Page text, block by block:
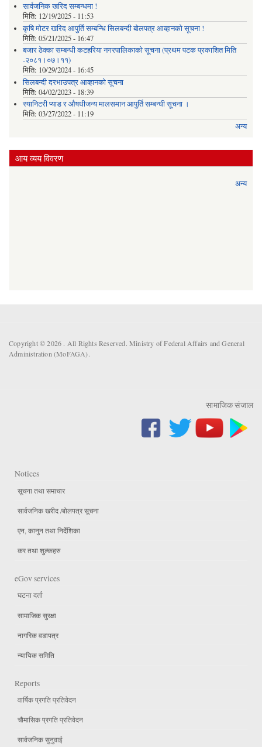
सार्वजनिक खरिद सम्बन्धमा !
मिति: 12/19/2025 - 11:53
कृषि मोटर खरिद आपुर्ति सम्बन्धि सिलबन्दी बोलपत्र आव्हानको सूचना !
मिति: 05/21/2025 - 16:47
बजार ठेक्का सम्बन्धी कटहरिया नगरपालिकाको सूचना (प्रथम पटक प्रकाशित मिति
-२०८१।०७।११)
मिति: 10/29/2024 - 16:45
सिलबन्दी दरभाउपत्र आव्हानको सूचना
मिति: 04/02/2023 - 18:39
स्यानिटरी प्याड र ‌औषधीजन्य मालसमान आपुर्ति सम्बन्धी सूचना ।
मिति: 03/27/2022 - 11:19
अन्य
आय व्यय विवरण
अन्य
Copyright © 2026 . All Rights Reserved. Ministry of Federal Affairs and General
Administration (MoFAGA).
सामाजिक संजाल
Notices
सूचना तथा समाचार
सार्वजनिक खरीद /बोलपत्र सूचना
एन, कानुन तथा निर्देशिका
कर तथा शुल्कहरु
eGov services
घटना दर्ता
सामाजिक सुरक्षा
नागरिक वडापत्र
न्यायिक समिति
Reports
वार्षिक प्रगति प्रतिवेदन
चौमासिक प्रगति प्रतिवेदन
सार्वजनिक सुनुवाई